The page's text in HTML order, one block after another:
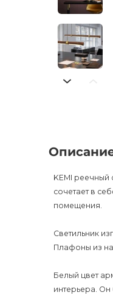
KEMI реечный
сочетает в
помещения.
Светильник
Плафоны из
Белый цвет
интерьера. Он